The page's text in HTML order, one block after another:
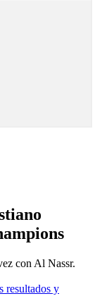
con Al Nassr.
resultados y